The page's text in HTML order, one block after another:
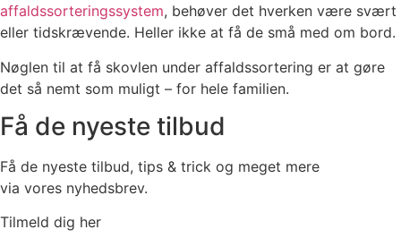
affaldssorteringssystem, behøver det hverken være svært
eller tidskrævende. Heller ikke at få de små med om bord.
Nøglen til at få skovlen under affaldssortering er at gøre
det så nemt som muligt – for hele familien.
Få de nyeste tilbud
Få de nyeste tilbud, tips & trick og meget mere
via vores nyhedsbrev.
Tilmeld dig her